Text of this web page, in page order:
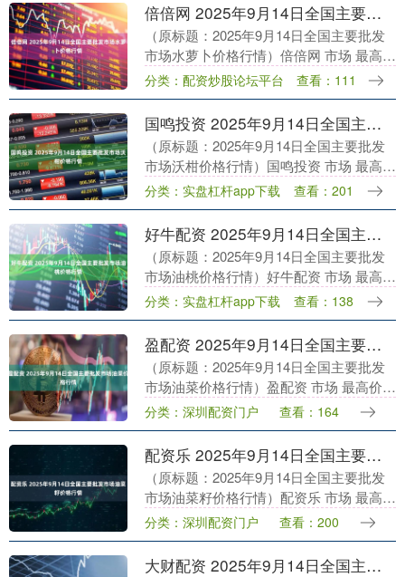
倍倍网 2025年9月14日全国主要批发市场水萝卜价格行情
（原标题：2025年9月14日全国主要批发
市场水萝卜价格行情）倍倍网 市场 最高价
最低价 大宗价 山西省太原市河西农产品有
限公司 7.00 7.00 7.00....
分类：配资炒股论坛平台 查看：111
国鸣投资 2025年9月14日全国主要批发市场沃柑价格行情
（原标题：2025年9月14日全国主要批发
市场沃柑价格行情）国鸣投资 市场 最高价
最低价 大宗价 天长市永福农副产品批发市
场 7.00 6.00 6.50 亳....
分类：实盘杠杆app下载 查看：201
好牛配资 2025年9月14日全国主要批发市场油桃价格行情
（原标题：2025年9月14日全国主要批发
市场油桃价格行情）好牛配资 市场 最高价
最低价 大宗价 山西省太原市河西农产品有
限公司 7.60 5.00 6.30....
分类：实盘杠杆app下载 查看：138
盈配资 2025年9月14日全国主要批发市场油菜价格行情
（原标题：2025年9月14日全国主要批发
市场油菜价格行情）盈配资 市场 最高价
最低价 大宗价 北京京丰岳各庄农副产品批
发市场 8.00 6.00 7.00 ....
分类：深圳配资门户 查看：164
配资乐 2025年9月14日全国主要批发市场油菜籽价格行情
（原标题：2025年9月14日全国主要批发
市场油菜籽价格行情）配资乐 市场 最高价
最低价 大宗价 甘肃省定西市安定马铃薯综
合交易中心 7.20 6.20 6.....
分类：深圳配资门户 查看：200
大财配资 2025年9月14日全国主要批发市场油麦菜价格行情